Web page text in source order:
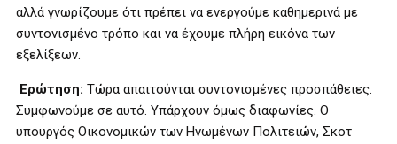
αλλά γνωρίζουμε ότι πρέπει να ενεργούμε καθημερινά με
συντονισμένο τρόπο και να έχουμε πλήρη εικόνα των
εξελίξεων.
Ερώτηση: Τώρα απαιτούνται συντονισμένες προσπάθειες.
Συμφωνούμε σε αυτό. Υπάρχουν όμως διαφωνίες. Ο
υπουργός Οικονομικών των Ηνωμένων Πολιτειών, Σκοτ